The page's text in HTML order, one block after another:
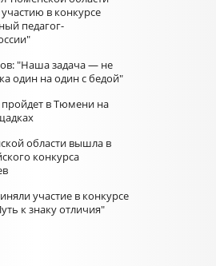
в конкурсе
педагог-
"Наша задача — не
один на один с бедой"
пройдет в Тюмени на
области вышла в
конкурса
участие в конкурсе
к знаку отличия"